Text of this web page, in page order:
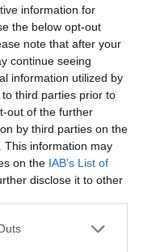
information for
the below opt-out
note that after your
continue seeing
information utilized by
third parties prior to
out of the further
by third parties on the
This information may
on the IAB’s List of
disclose it to other
Lättlagat och
koka ihop med